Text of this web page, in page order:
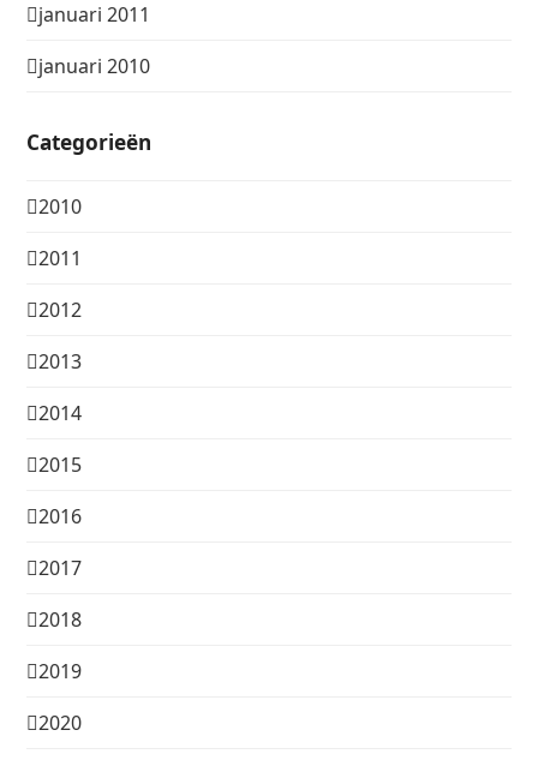
januari 2011
januari 2010
Categorieën
2010
2011
2012
2013
2014
2015
2016
2017
2018
2019
2020